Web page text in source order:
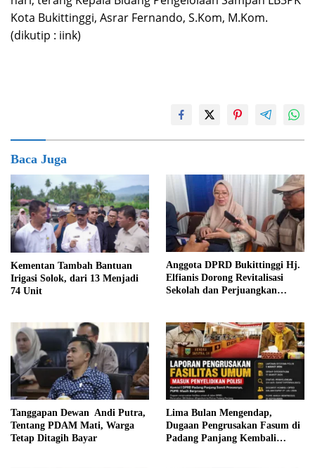
Kota Bukittinggi, Asrar Fernando, S.Kom, M.Kom.
(dikutip : iink)
Baca Juga
Kementan Tambah Bantuan
Irigasi Solok, dari 13 Menjadi
74 Unit
Anggota DPRD Bukittinggi Hj.
Elfianis Dorong Revitalisasi
Sekolah dan Perjuangkan
Tanggapan Dewan Andi Putra,
Tentang PDAM Mati, Warga
Tetap Ditagih Bayar
Lima Bulan Mengendap,
Dugaan Pengrusakan Fasum di
Padang Panjang Kembali